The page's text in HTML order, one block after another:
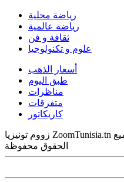
رياضة محلية
رياضة عالمية
ثقافة و فن
علوم و تكنولوجيا
أسعار الذهب
طبق اليوم
مناظرات
متفرقات
كاريكاتور
زووم تونيزيا ZoomTunisia.tn جريدة إلكترونية جامعة - © 2019 جميع
الحقوق محفوظة